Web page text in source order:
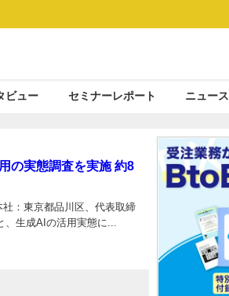
ビュー セミナーレポート ニュース
の実態調査を実施 約8
：東京都品川区、代表取締
生成AIの活用実態に...